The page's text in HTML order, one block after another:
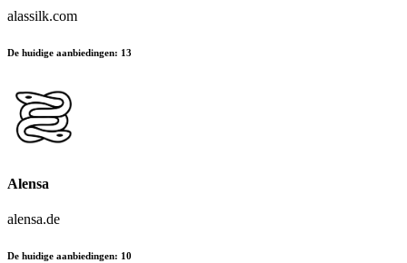
alassilk.com
De huidige aanbiedingen: 13
Alensa
alensa.de
De huidige aanbiedingen: 10